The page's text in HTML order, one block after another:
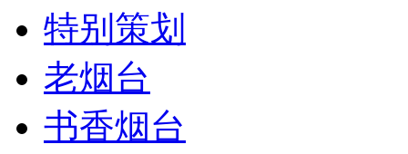
特别策划
老烟台
书香烟台